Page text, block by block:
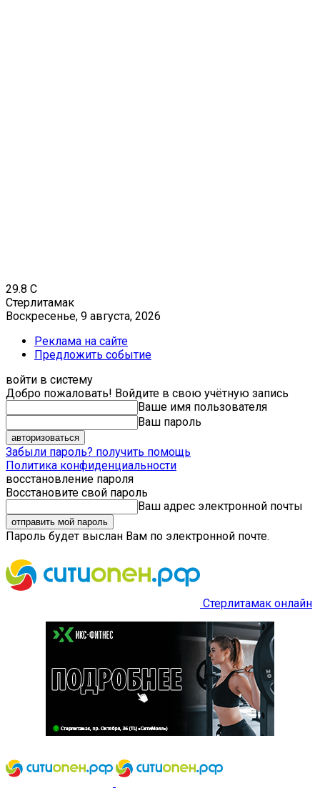
29.8 C
Стерлитамак
Воскресенье, 9 августа, 2026
Реклама на сайте
Предложить событие
войти в систему
Добро пожаловать! Войдите в свою учётную запись
Ваше имя пользователя
Ваш пароль
Забыли пароль? получить помощь
Политика конфиденциальности
восстановление пароля
Восстановите свой пароль
Ваш адрес электронной почты
Пароль будет выслан Вам по электронной почте.
Стерлитамак онлайн